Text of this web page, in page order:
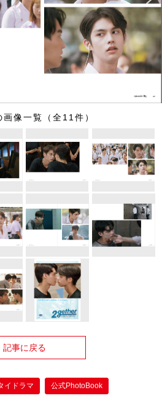
画像一覧（全11件）
記事に戻る
イドラマ 公式PhotoBook